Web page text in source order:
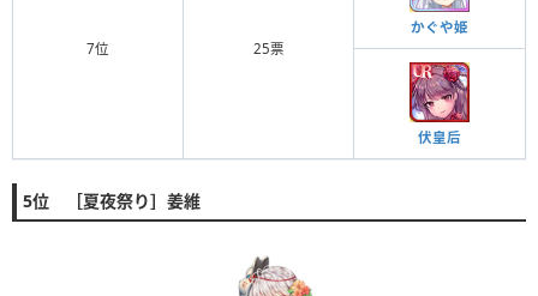
7位 25票
かぐや姫
伏皇后
5位 ［夏夜祭り］姜維